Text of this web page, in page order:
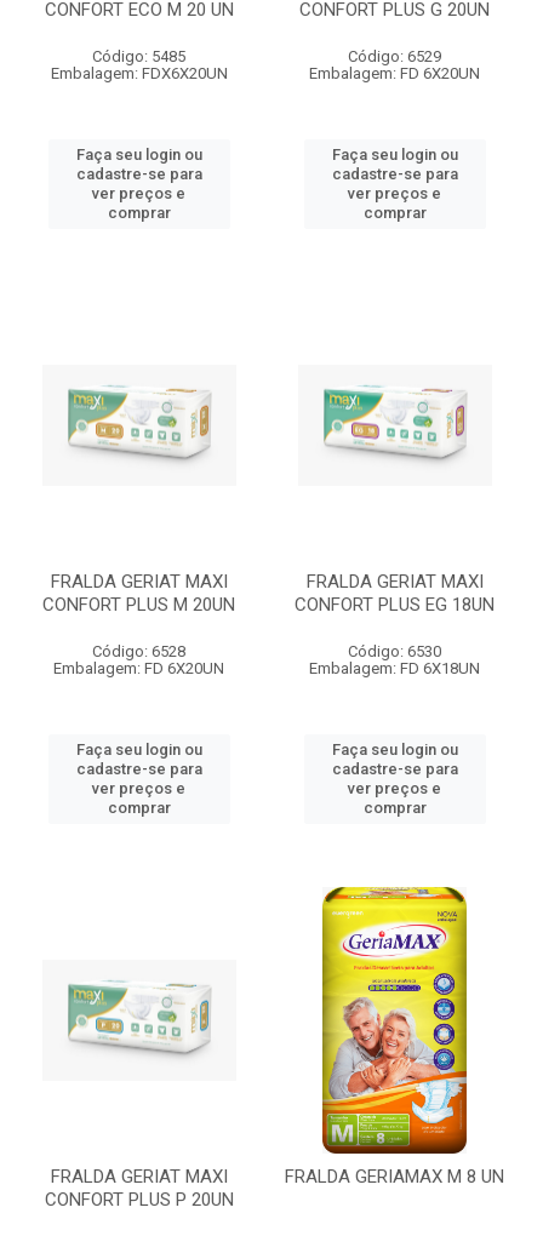
CONFORT ECO M 20 UN
Código: 5485
Embalagem: FDX6X20UN
Faça seu login ou
cadastre-se para
ver preços e
comprar
CONFORT PLUS G 20UN
Código: 6529
Embalagem: FD 6X20UN
Faça seu login ou
cadastre-se para
ver preços e
comprar
FRALDA GERIAT MAXI
CONFORT PLUS M 20UN
Código: 6528
Embalagem: FD 6X20UN
Faça seu login ou
cadastre-se para
ver preços e
comprar
FRALDA GERIAT MAXI
CONFORT PLUS EG 18UN
Código: 6530
Embalagem: FD 6X18UN
Faça seu login ou
cadastre-se para
ver preços e
comprar
FRALDA GERIAT MAXI
CONFORT PLUS P 20UN
FRALDA GERIAMAX M 8 UN